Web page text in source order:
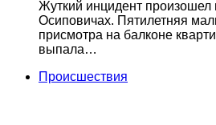
Жуткий инцидент
Осиповичах. Пятилетняя
присмотра на балконе
выпала…
Происшествия